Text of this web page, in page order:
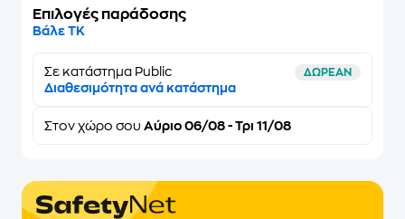
Επιλογές παράδοσης
Βάλε ΤΚ
Σε κατάστημα Public ΔΩΡΕΑΝ
Διαθεσιμότητα ανά κατάστημα
Στον χώρο σου Αύριο 06/08 - Τρι 11/08